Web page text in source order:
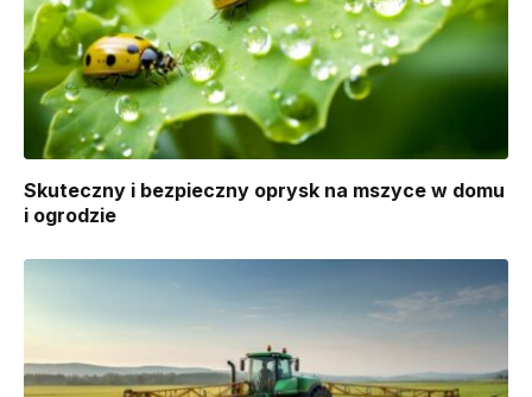
Skuteczny i bezpieczny oprysk na mszyce w domu
i ogrodzie